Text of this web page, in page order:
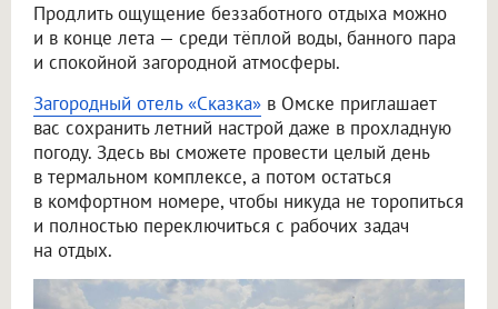
Продлить ощущение беззаботного отдыха можно
и в конце лета — среди тёплой воды, банного пара
и спокойной загородной атмосферы.
Загородный отель «Сказка» в Омске приглашает
вас сохранить летний настрой даже в прохладную
погоду. Здесь вы сможете провести целый день
в термальном комплексе, а потом остаться
в комфортном номере, чтобы никуда не торопиться
и полностью переключиться с рабочих задач
на отдых.